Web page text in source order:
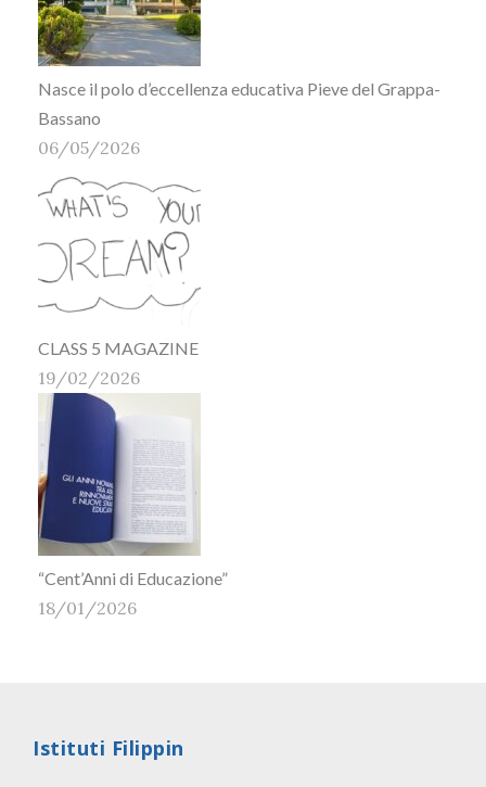
Nasce il polo d’eccellenza educativa Pieve del Grappa-
Bassano
06/05/2026
CLASS 5 MAGAZINE
19/02/2026
“Cent’Anni di Educazione”
18/01/2026
Istituti Filippin